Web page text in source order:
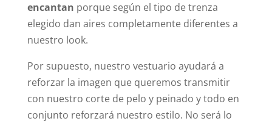
encantan porque según el tipo de trenza
elegido dan aires completamente diferentes a
nuestro look.
Por supuesto, nuestro vestuario ayudará a
reforzar la imagen que queremos transmitir
con nuestro corte de pelo y peinado y todo en
conjunto reforzará nuestro estilo. No será lo